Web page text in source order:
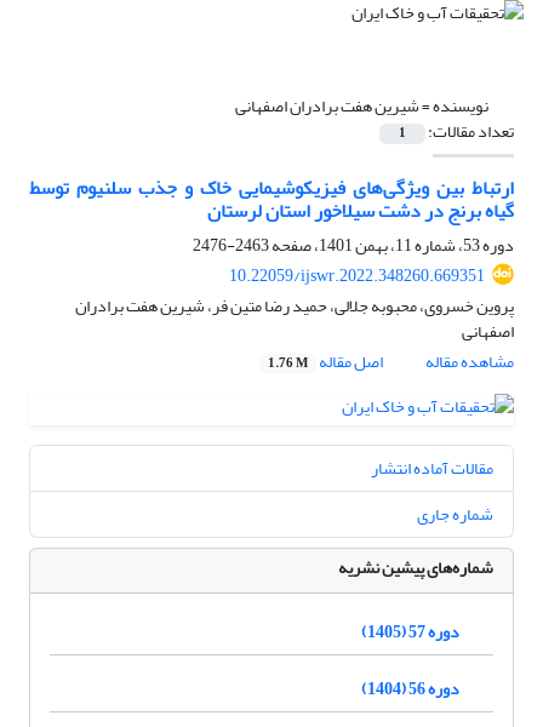
نویسنده =شیرین هفت برادران اصفهانی
تعداد مقالات: 1
ارتباط بین ویژگی‌های فیزیکوشیمایی خاک و جذب سلنیوم توسط
گیاه برنج در دشت سیلاخور استان لرستان
دوره 53، شماره 11، بهمن 1401، صفحه
2463-2476
10.22059/ijswr.2022.348260.669351
پروین خسروی، محبوبه جلالی، حمید رضا متین فر، شیرین هفت برادران
اصفهانی
مشاهده مقاله
اصل مقاله 1.76 M
مقالات آماده انتشار
شماره جاری
شماره‌های پیشین نشریه
دوره 57 (1405)
دوره 56 (1404)